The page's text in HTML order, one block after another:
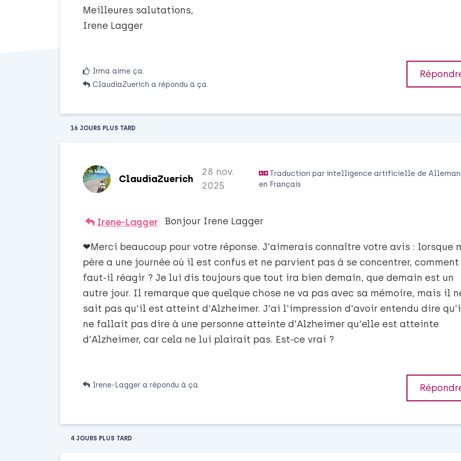
Meilleures salutations,
Irene Lagger
Irma aime ça.
ClaudiaZuerich a répondu à ça.
16 JOURS PLUS TARD
ClaudiaZuerich
28 nov.
2025
Traduction par intelligence artificielle de
en Français
Irene-Lagger Bonjour Irene Lagger
❤Merci beaucoup pour votre réponse. J'aimerais connaître votre avis : lorsque
père a une journée où il est confus et ne parvient pas à se concentrer, comment
faut-il réagir ? Je lui dis toujours que tout ira bien demain, que demain est un
autre jour. Il remarque que quelque chose ne va pas avec sa mémoire, mais il
sait pas qu'il est atteint d'Alzheimer. J'ai l'impression d'avoir entendu dire
ne fallait pas dire à une personne atteinte d'Alzheimer qu'elle est atteinte
d'Alzheimer, car cela ne lui plairait pas. Est-ce vrai ?
Irene-Lagger a répondu à ça.
4 JOURS PLUS TARD